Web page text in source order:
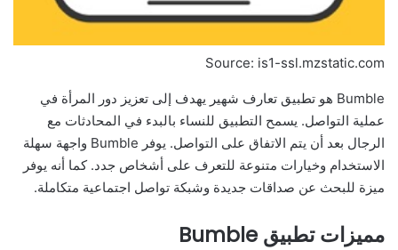
Source: is1-ssl.mzstatic.com
Bumble هو تطبيق تعارف شهير يهدف إلى تعزيز دور المرأة في
عملية التواصل. يسمح التطبيق للنساء بالبدء في المحادثات مع
الرجال بعد أن يتم الاتفاق على التواصل. يوفر Bumble واجهة سهلة
الاستخدام وخيارات متنوعة للتعرف على أشخاص جدد. كما أنه يوفر
ميزة للبحث عن صداقات جديدة وشبكة تواصل اجتماعية متكاملة.
مميزات تطبيق Bumble